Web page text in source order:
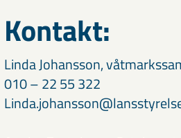
Kontakt:
Linda Johansson,
010 – 22 55 322